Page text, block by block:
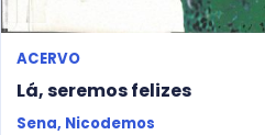
ACERVO
Lá, seremos felizes
Sena, Nicodemos